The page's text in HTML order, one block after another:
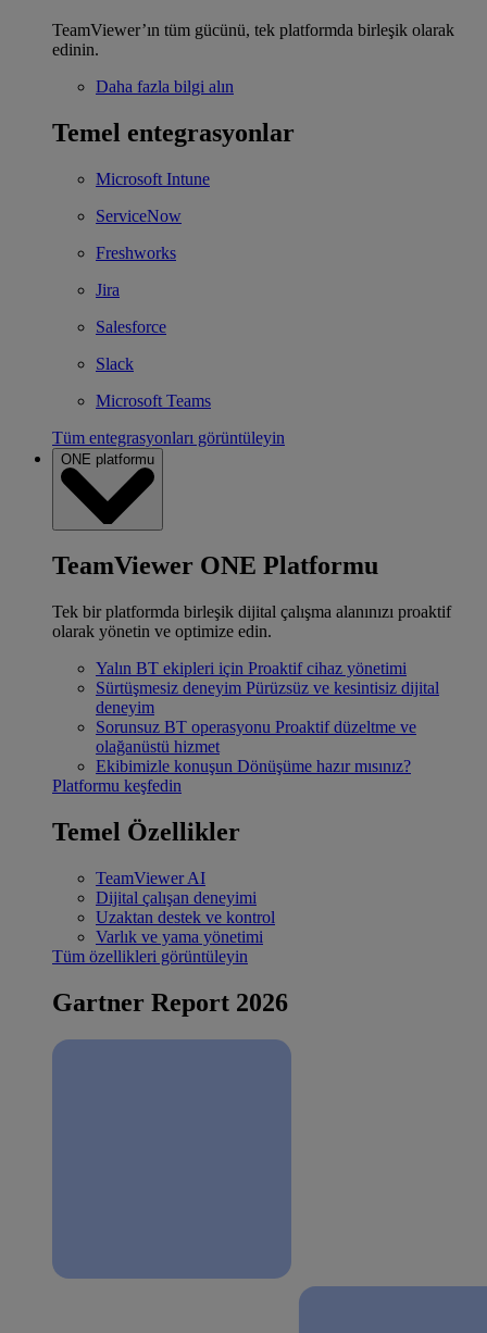
TeamViewer’ın tüm gücünü, tek platformda birleşik olarak
edinin.
Daha fazla bilgi alın
Temel entegrasyonlar
Microsoft Intune
ServiceNow
Freshworks
Jira
Salesforce
Slack
Microsoft Teams
Tüm entegrasyonları görüntüleyin
ONE platformu
TeamViewer ONE Platformu
Tek bir platformda birleşik dijital çalışma alanınızı proaktif
olarak yönetin ve optimize edin.
Yalın BT ekipleri için Proaktif cihaz yönetimi
Sürtüşmesiz deneyim Pürüzsüz ve kesintisiz dijital
deneyim
Sorunsuz BT operasyonu Proaktif düzeltme ve
olağanüstü hizmet
Ekibimizle konuşun Dönüşüme hazır mısınız?
Platformu keşfedin
Temel Özellikler
TeamViewer AI
Dijital çalışan deneyimi
Uzaktan destek ve kontrol
Varlık ve yama yönetimi
Tüm özellikleri görüntüleyin
Gartner Report 2026